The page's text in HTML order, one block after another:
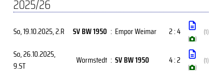
2025/26
So, 19.10.2025, 2.R SV BW 1950 : Empor Weimar 2 : 4
( )
(1)
So, 26.10.2025,
9.ST
Wormstedt : SV BW 1950 4 : 2
( )
(1)